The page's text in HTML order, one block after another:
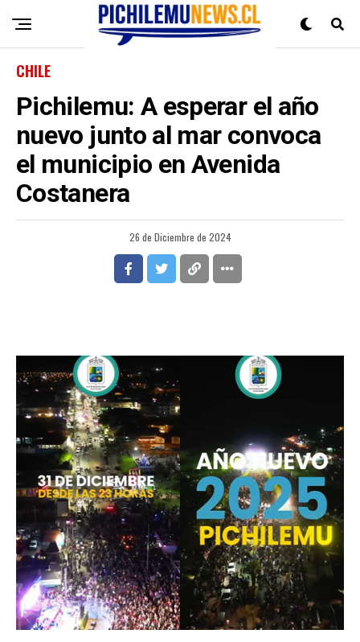
CHILE
Pichilemu: A esperar el año
nuevo junto al mar convoca
el municipio en Avenida
Costanera
26 de Diciembre de 2024